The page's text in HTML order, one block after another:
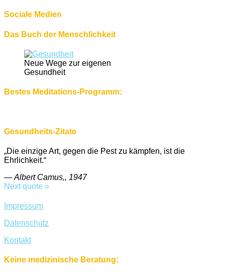
Sociale Medien
Das Buch der Menschlichkeit
Neue Wege zur eigenen
Gesundheit
Bestes Meditations-Programm:
Gesundheits-Zitate
„Die einzige Art, gegen die Pest zu kämpfen, ist die
Ehrlichkeit.“
— Albert Camus,, 1947
Next quote »
Impressum
Datenschutz
Kontakt
Keine medizinische Beratung: